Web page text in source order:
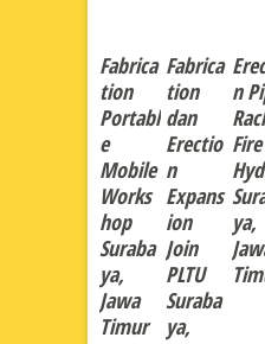
Fabrica
tion
Portabl
e
Mobile
Works
hop
Suraba
ya,
Jawa
Timur
Fabrica
tion
dan
Erectio
n
Expans
ion
Join
PLTU
Suraba
ya,
n
Fire
ya,